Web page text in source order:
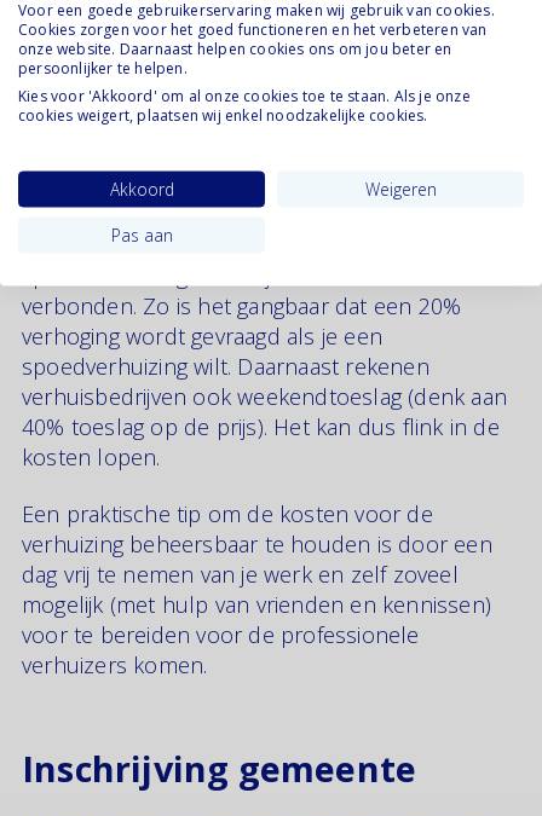
door georganiseer op de dag zelf.
De verhuizing
Je kunt kiezen voor het inhuren van een
verhuisbedrijf. Als je tijdens de scheiding zo snel
mogelijk wilt verhuizen, kun je kijken naar een
verbonden. Zo is het gangbaar dat een 20%
verhoging wordt gevraagd als je een
spoedverhuizing wilt. Daarnaast rekenen
verhuisbedrijven ook weekendtoeslag (denk aan
40% toeslag op de prijs). Het kan dus flink in de
kosten lopen.
Een praktische tip om de kosten voor de
verhuizing beheersbaar te houden is door een
dag vrij te nemen van je werk en zelf zoveel
mogelijk (met hulp van vrienden en kennissen)
voor te bereiden voor de professionele
verhuizers komen.
Inschrijving gemeente
Voor een goede gebruikerservaring maken wij gebruik van cookies.
Cookies zorgen voor het goed functioneren en het verbeteren van
onze website. Daarnaast helpen cookies ons om jou beter en
persoonlijker te helpen.
Kies voor 'Akkoord' om al onze cookies toe te staan. Als je onze
cookies weigert, plaatsen wij enkel noodzakelijke cookies.
Akkoord
Weigeren
Pas aan